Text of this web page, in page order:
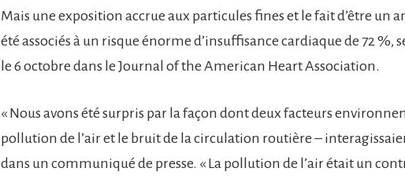
Mais une exposition accrue aux particules fines et le fait d’être un
été associés à un risque énorme d’insuffisance cardiaque de 72 %,
le 6 octobre dans le Journal of the American Heart Association.
« Nous avons été surpris par la façon dont deux facteurs
pollution de l’air et le bruit de la circulation routière –
dans un communiqué de presse. « La pollution de l’air était un